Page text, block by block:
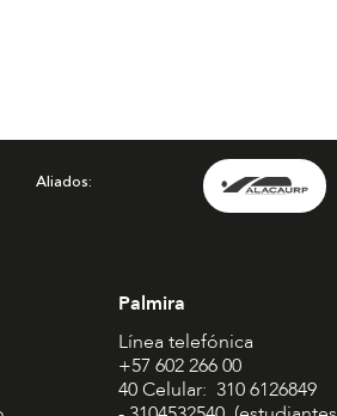
Aliados
Palmira
Línea telefónica
+57 602 266 00
40 Celular: 310 6126849